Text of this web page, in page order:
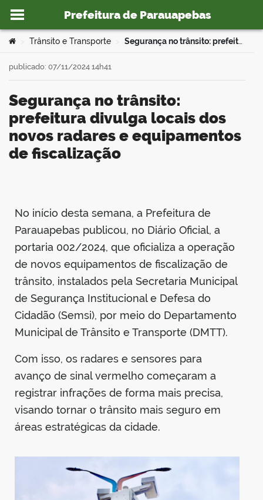
Ir para o conteúdo
Prefeitura de Parauapebas
portal
Você está aqui:
Trânsito e Transporte Segurança no trânsito: prefeitura divulga locais dos novos radares e equipamentos de fiscalização
Segurança no trânsito:
prefeitura divulga locais dos
novos radares e equipamentos
de fiscalização
publicado: 07/11/2024 14h41
No início desta semana, a Prefeitura de
Parauapebas publicou, no Diário Oficial, a
portaria 002/2024, que oficializa a operação
de novos equipamentos de fiscalização de
trânsito, instalados pela Secretaria Municipal
de Segurança Institucional e Defesa do
Cidadão (Semsi), por meio do Departamento
Municipal de Trânsito e Transporte (DMTT).
Com isso, os radares e sensores para
avanço de sinal vermelho começaram a
registrar infrações de forma mais precisa,
visando tornar o trânsito mais seguro em
áreas estratégicas da cidade.